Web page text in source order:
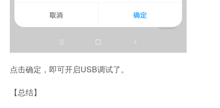
点击确定，即可开启USB调试了。
【总结】